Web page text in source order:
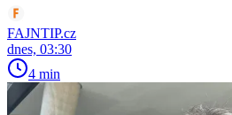
FAJNTIP.cz
dnes, 03:30
4 min